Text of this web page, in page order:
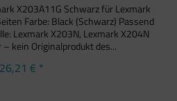
X203A11G Schwarz für Lexmark
Farbe: Black (Schwarz) Passend
Lexmark X203N, Lexmark X204N
– kein Originalprodukt des...
26,21 € *